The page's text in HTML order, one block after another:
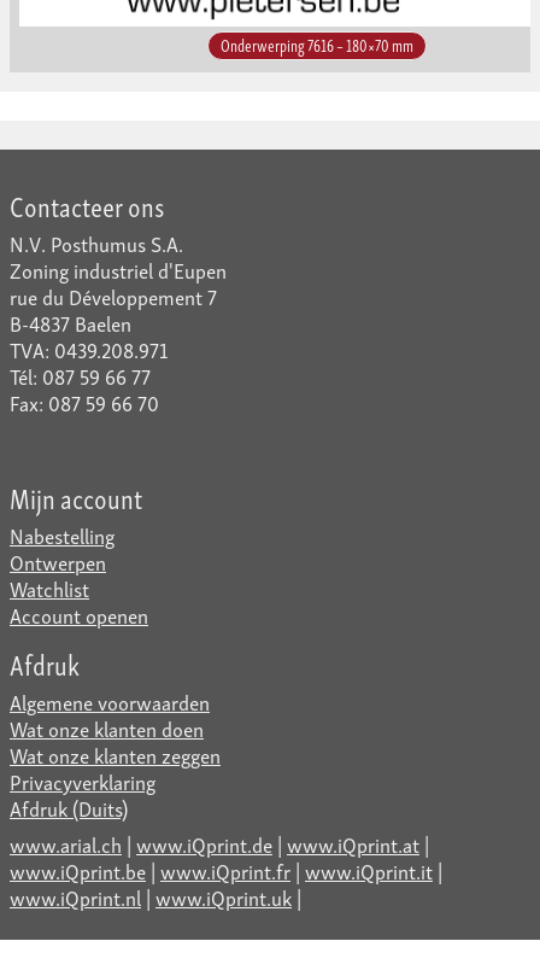
Onderwerping 7616 – 180×70 mm
Contacteer ons
N.V. Posthumus S.A.
Zoning industriel d'Eupen
rue du Développement 7
B-4837 Baelen
TVA: 0439.208.971
Tél: 087 59 66 77
Fax: 087 59 66 70
Mijn account
Nabestelling
Ontwerpen
Watchlist
Account openen
Afdruk
Algemene voorwaarden
Wat onze klanten doen
Wat onze klanten zeggen
Privacyverklaring
Afdruk (Duits)
www.arial.ch |www.iQprint.de|www.iQprint.at|
www.iQprint.be|www.iQprint.fr|www.iQprint.it|
www.iQprint.nl|www.iQprint.uk|